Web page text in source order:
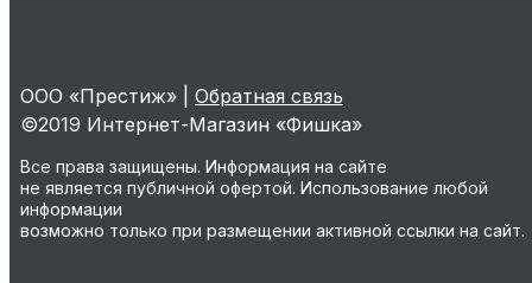
ООО «Престиж» | Обратная связь
©2019 Интернет-Магазин «Фишка»
Все права защищены. Информация на сайте
не является публичной офертой. Использование любой
информации
возможно только при размещении активной ссылки на сайт.